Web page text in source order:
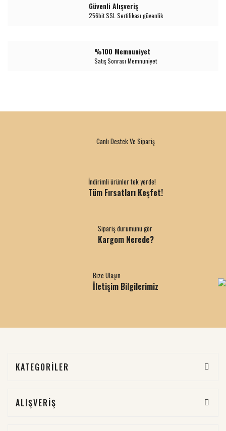
Güvenli Alışveriş
256bit SSL Sertifikası güvenlik
%100 Memnuniyet
Satış Sonrası Memnuniyet
Canlı Destek Ve Sipariş
İndirimli ürünler tek yerde!
Tüm Fırsatları Keşfet!
Sipariş durumunu gör
Kargom Nerede?
Bize Ulaşın
İletişim Bilgilerimiz
KATEGORİLER
ALIŞVERİŞ